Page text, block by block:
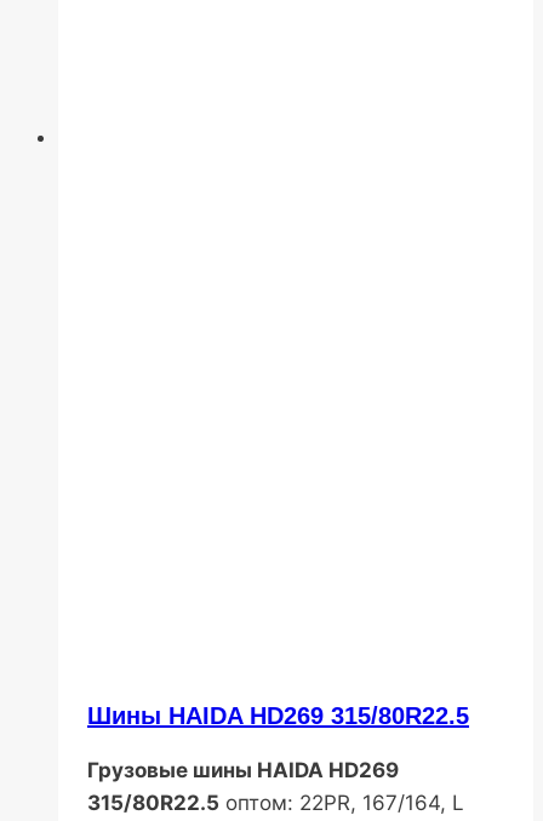
Шины HAIDA HD269 315/80R22.5
Грузовые шины HAIDA HD269
315/80R22.5 оптом: 22PR, 167/164, L